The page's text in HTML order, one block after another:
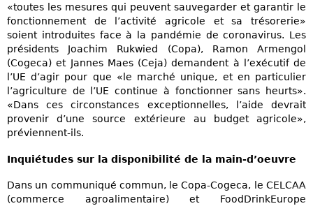
«toutes les mesures qui peuvent sauvegarder et garantir le
fonctionnement de l’activité agricole et sa trésorerie»
soient introduites face à la pandémie de coronavirus. Les
présidents Joachim Rukwied (Copa), Ramon Armengol
(Cogeca) et Jannes Maes (Ceja) demandent à l’exécutif de
l’UE d’agir pour que «le marché unique, et en particulier
l’agriculture de l’UE continue à fonctionner sans heurts».
«Dans ces circonstances exceptionnelles, l’aide devrait
provenir d’une source extérieure au budget agricole»,
préviennent-ils.
Inquiétudes sur la disponibilité de la main-d’oeuvre
Dans un communiqué commun, le Copa-Cogeca, le CELCAA
(commerce agroalimentaire) et FoodDrinkEurope